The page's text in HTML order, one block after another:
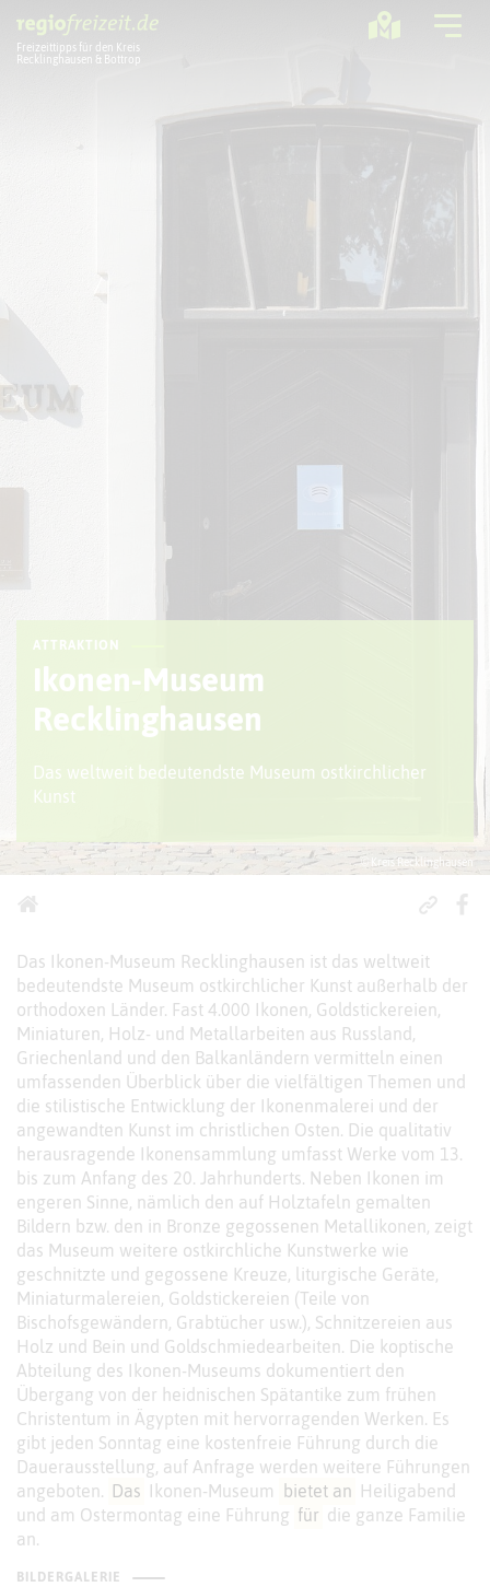
Freizeittipps für den Kreis
Recklinghausen & Bottrop
Ausflugstipps
Aktuelles
© Kreis Recklinghausen
ATTRAKTION
Ikonen-Museum
Recklinghausen
Das weltweit bedeutendste Museum ostkirchlicher
Kunst
Das Ikonen-Museum Recklinghausen ist das weltweit
bedeutendste Museum ostkirchlicher Kunst außerhalb der
orthodoxen Länder. Fast 4.000 Ikonen, Goldstickereien,
Miniaturen, Holz- und Metallarbeiten aus Russland,
Griechenland und den Balkanländern vermitteln einen
umfassenden Überblick über die vielfältigen Themen und
die stilistische Entwicklung der Ikonenmalerei und der
angewandten Kunst im christlichen Osten. Die qualitativ
herausragende Ikonensammlung umfasst Werke vom 13.
bis zum Anfang des 20. Jahrhunderts. Neben Ikonen im
engeren Sinne, nämlich den auf Holztafeln gemalten
Bildern bzw. den in Bronze gegossenen Metallikonen, zeigt
das Museum weitere ostkirchliche Kunstwerke wie
geschnitzte und gegossene Kreuze, liturgische Geräte,
Miniaturmalereien, Goldstickereien (Teile von
Bischofsgewändern, Grabtücher usw.), Schnitzereien aus
Holz und Bein und Goldschmiedearbeiten. Die koptische
Abteilung des Ikonen-Museums dokumentiert den
Übergang von der heidnischen Spätantike zum frühen
Christentum in Ägypten mit hervorragenden Werken. Es
gibt jeden Sonntag eine kostenfreie Führung durch die
Dauerausstellung, auf Anfrage werden weitere Führungen
angeboten.
Das Ikonen-Museum bietet an
Heiligabend
und am Ostermontag eine Führung für die ganze Familie
an.
BILDERGALERIE